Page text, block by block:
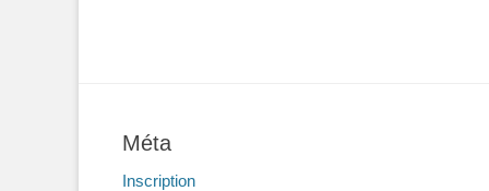
Méta
Inscription